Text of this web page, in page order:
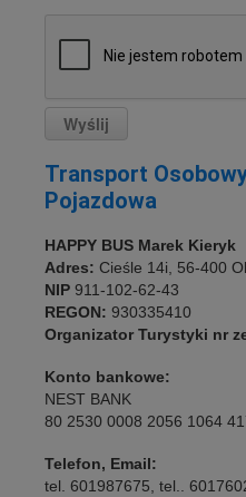
Transport
Pojazdowa
HAPPY BUS Marek Kieryk
Adres: Cieśle 14i, 56-400
NIP 911-102-62-43
REGON: 930335410
Organizator Turystyki nr
Konto bankowe:
NEST BANK
80 2530 0008 2056 1064
Telefon, Email:
tel. 601987675, tel..